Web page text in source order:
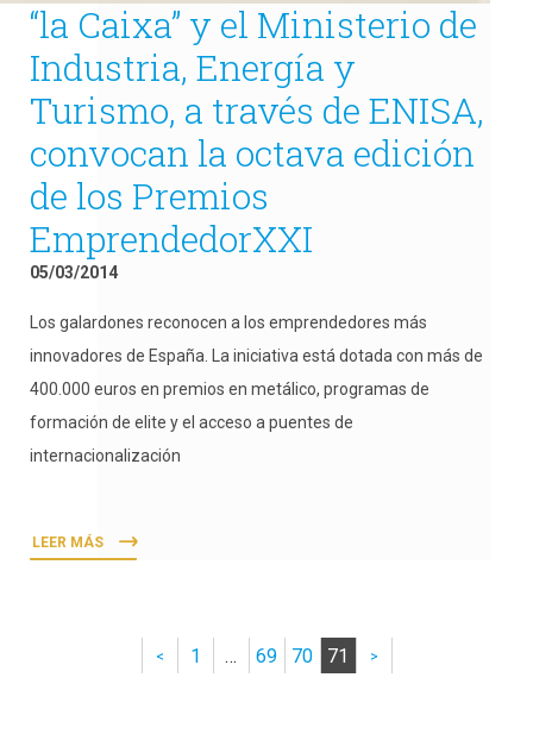
“la Caixa” y el Ministerio de
Industria, Energía y
Turismo, a través de ENISA,
convocan la octava edición
de los Premios
EmprendedorXXI
05/03/2014
Los galardones reconocen a los emprendedores más
innovadores de España. La iniciativa está dotada con más de
400.000 euros en premios en metálico, programas de
formación de elite y el acceso a puentes de
internacionalización
LEER MÁS
< 1 … 69 70 71 >